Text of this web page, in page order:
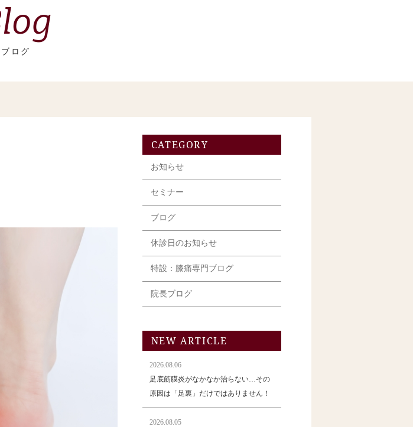
Blog
ブログ
CATEGORY
お知らせ
セミナー
ブログ
休診日のお知らせ
特設：膝痛専門ブログ
院長ブログ
NEW ARTICLE
2026.08.06
足底筋膜炎がなかなか治らない…その
原因は「足裏」だけではありません！
2026.08.05